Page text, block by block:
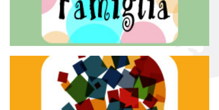
Teatro in famiglia
Continua